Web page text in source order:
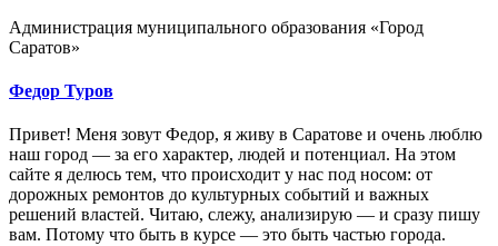
Администрация муниципального образования «Город
Саратов»
Федор Туров
Привет! Меня зовут Федор, я живу в Саратове и очень люблю
наш город — за его характер, людей и потенциал. На этом
сайте я делюсь тем, что происходит у нас под носом: от
дорожных ремонтов до культурных событий и важных
решений властей. Читаю, слежу, анализирую — и сразу пишу
вам. Потому что быть в курсе — это быть частью города.